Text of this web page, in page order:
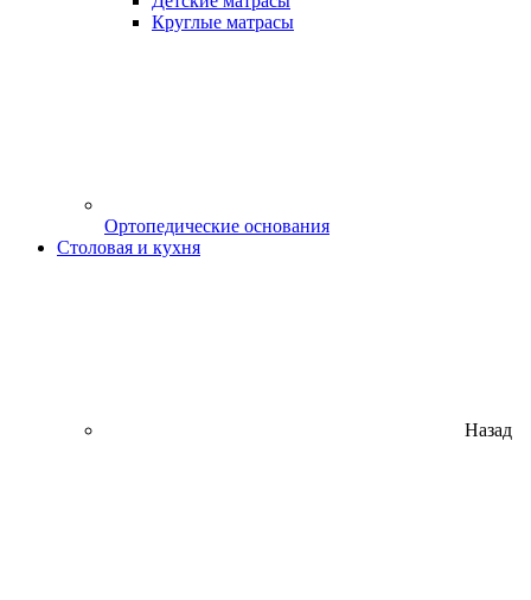
Круглые матрасы
Ортопедические основания
Столовая и кухня
Назад